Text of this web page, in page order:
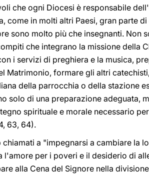
che ogni Diocesi è responsabile
come in molti altri Paesi, gran parte
sono molto più che insegnanti. Non
che integrano la missione della
i servizi di preghiera e la musica,
Matrimonio, formare gli altri
della parrocchia o della stazione
solo di una preparazione adeguata,
spirituale e morale necessario
63, 64).
a "impegnarsi a cambiare la
l'amore per i poveri e il desiderio di
alla Cena del Signore nella